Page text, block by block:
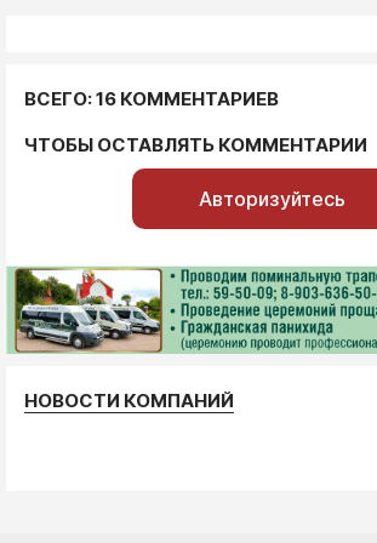
ВСЕГО: 16 КОММЕНТАРИЕВ
ЧТОБЫ ОСТАВЛЯТЬ КОММЕНТАРИИ
Авторизуйтесь
НОВОСТИ КОМПАНИЙ